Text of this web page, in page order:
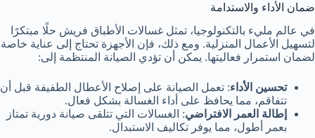
ضمان الأداء والاستدامة
في عالم مليء بالتكنولوجيا، تمثل غسالات الأطباق فريش حلًا مبتكرًا
لتسهيل الأعمال المنزلية. ومع ذلك، فإن الأجهزة تحتاج إلى عناية خاصة
لضمان استمرار فعاليتها. يمكن أن تؤدي الصيانة المنتظمة إلى:
تحسين الأداء: تعمل الصيانة على إصلاح الأعطال الطفيفة قبل أن
تتفاقم، مما يحافظ على أداء الغسالة بشكل فعال.
إطالة العمر الافتراضي: الغسالات التي تتلقى صيانة دورية تمتاز
بعمر أطول، مما يوفر تكاليف الاستبدال.